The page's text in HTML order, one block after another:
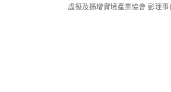
虛擬及擴增實境產業協會 彭理